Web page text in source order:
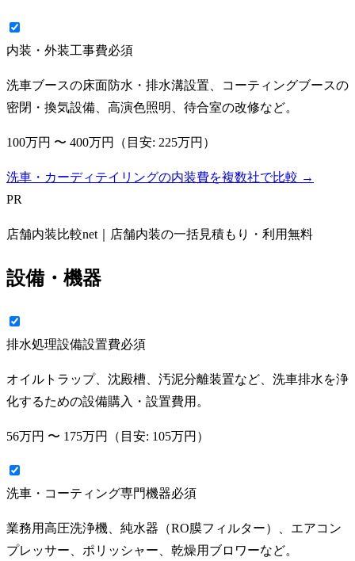
内装・外装工事費必須
洗車ブースの床面防水・排水溝設置、コーティングブースの
密閉・換気設備、高演色照明、待合室の改修など。
100万円 〜 400万円 （目安: 225万円 ）
洗車・カーディテイリングの内装費を複数社で比較 →
PR
店舗内装比較net｜店舗内装の一括見積もり・利用無料
設備・機器
排水処理設備設置費必須
オイルトラップ、沈殿槽、汚泥分離装置など、洗車排水を浄
化するための設備購入・設置費用。
56万円 〜 175万円 （目安: 105万円 ）
洗車・コーティング専門機器必須
業務用高圧洗浄機、純水器（RO膜フィルター）、エアコン
プレッサー、ポリッシャー、乾燥用ブロワーなど。